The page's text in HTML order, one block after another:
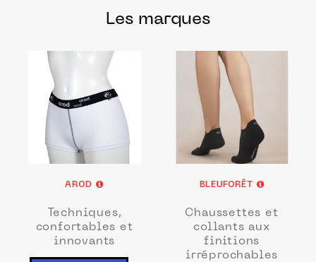
Les marques
AROD
Techniques,
confortables et
innovants
BLEUFORÊT
Chaussettes et
collants aux
finitions
irréprochables